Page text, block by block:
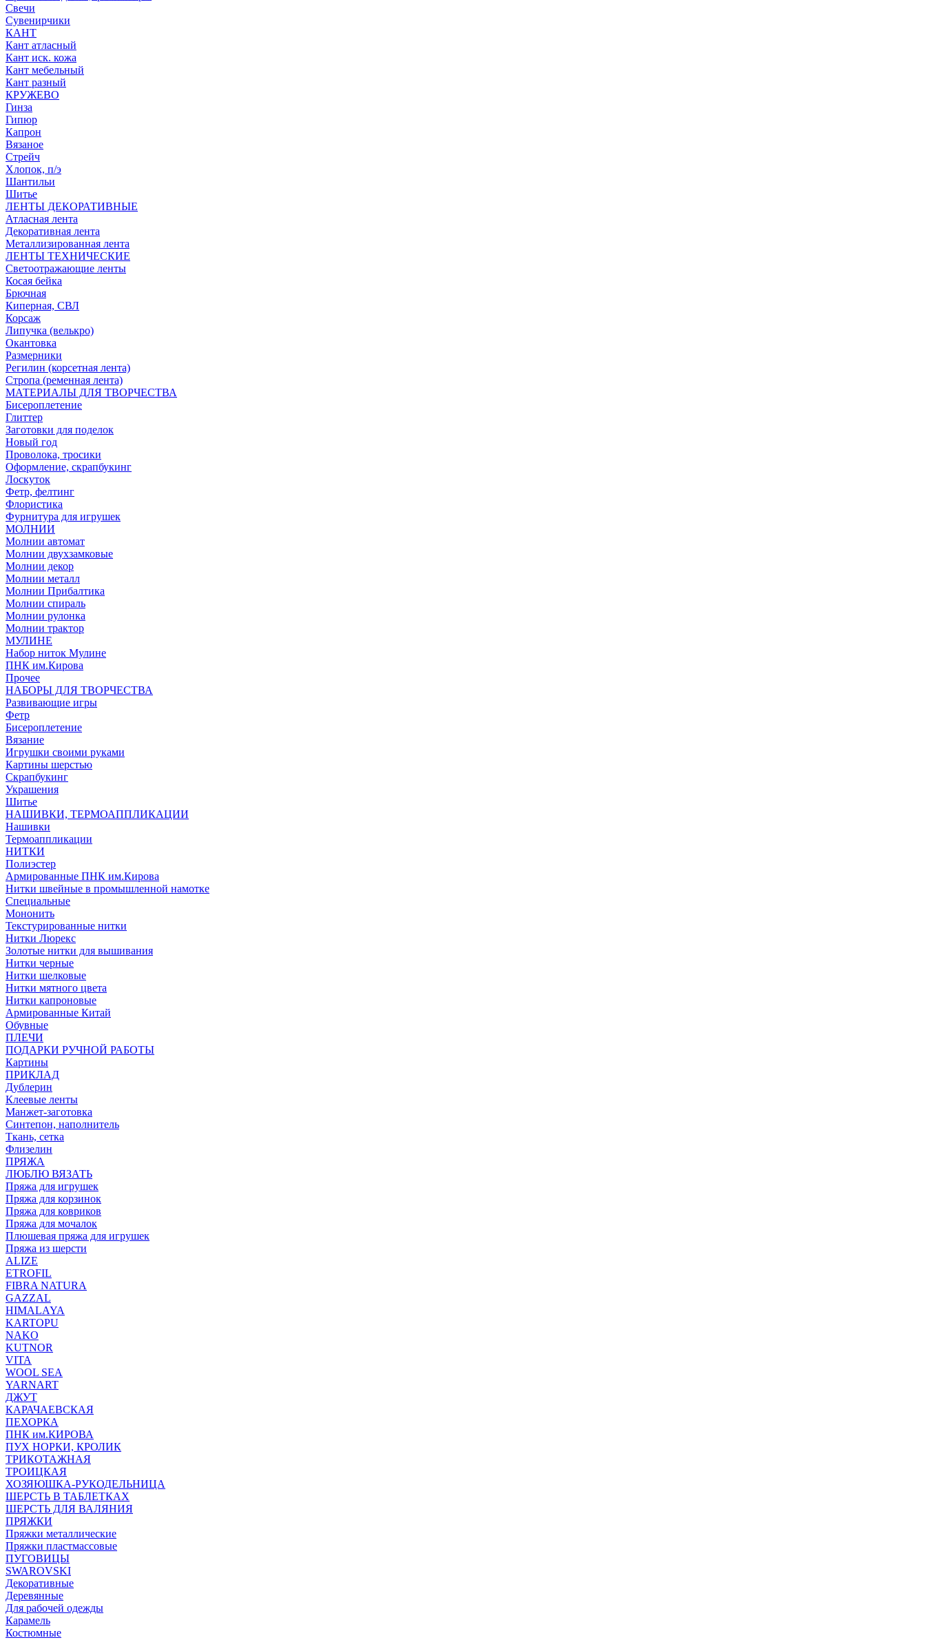
Свечи
Сувенирчики
КАНТ
Кант атласный
Кант иск. кожа
Кант мебельный
Кант разный
КРУЖЕВО
Гинза
Гипюр
Капрон
Вязаное
Стрейч
Хлопок, п/э
Шантильи
Шитье
ЛЕНТЫ ДЕКОРАТИВНЫЕ
Атласная лента
Декоративная лента
Металлизированная лента
ЛЕНТЫ ТЕХНИЧЕСКИЕ
Светоотражающие ленты
Косая бейка
Брючная
Киперная, СВЛ
Корсаж
Липучка (велькро)
Окантовка
Размерники
Регилин (корсетная лента)
Стропа (ременная лента)
МАТЕРИАЛЫ ДЛЯ ТВОРЧЕСТВА
Бисероплетение
Глиттер
Заготовки для поделок
Новый год
Проволока, тросики
Оформление, скрапбукинг
Лоскуток
Фетр, фелтинг
Флористика
Фурнитура для игрушек
МОЛНИИ
Молнии автомат
Молнии двухзамковые
Молнии декор
Молнии металл
Молнии Прибалтика
Молнии спираль
Молнии рулонка
Молнии трактор
МУЛИНЕ
Набор ниток Мулине
ПНК им.Кирова
Прочее
НАБОРЫ ДЛЯ ТВОРЧЕСТВА
Развивающие игры
Фетр
Бисероплетение
Вязание
Игрушки своими руками
Картины шерстью
Скрапбукинг
Украшения
Шитье
НАШИВКИ, ТЕРМОАППЛИКАЦИИ
Нашивки
Термоаппликации
НИТКИ
Полиэстер
Армированные ПНК им.Кирова
Нитки швейные в промышленной намотке
Специальные
Мононить
Текстурированные нитки
Нитки Люрекс
Золотые нитки для вышивания
Нитки черные
Нитки шелковые
Нитки мятного цвета
Нитки капроновые
Армированные Китай
Обувные
ПЛЕЧИ
ПОДАРКИ РУЧНОЙ РАБОТЫ
Картины
ПРИКЛАД
Дублерин
Клеевые ленты
Манжет-заготовка
Синтепон, наполнитель
Ткань, сетка
Флизелин
ПРЯЖА
ЛЮБЛЮ ВЯЗАТЬ
Пряжа для игрушек
Пряжа для корзинок
Пряжа для ковриков
Пряжа для мочалок
Плюшевая пряжа для игрушек
Пряжа из шерсти
ALIZE
ETROFIL
FIBRA NATURA
GAZZAL
HIMALAYA
KARTOPU
NAKO
KUTNOR
VITA
WOOL SEA
YARNART
ДЖУТ
КАРАЧАЕВСКАЯ
ПЕХОРКА
ПНК им.КИРОВА
ПУХ НОРКИ, КРОЛИК
ТРИКОТАЖНАЯ
ТРОИЦКАЯ
ХОЗЯЮШКА-РУКОДЕЛЬНИЦА
ШЕРСТЬ В ТАБЛЕТКАХ
ШЕРСТЬ ДЛЯ ВАЛЯНИЯ
ПРЯЖКИ
Пряжки металлические
Пряжки пластмассовые
ПУГОВИЦЫ
SWAROVSKI
Декоративные
Деревянные
Для рабочей одежды
Карамель
Костюмные